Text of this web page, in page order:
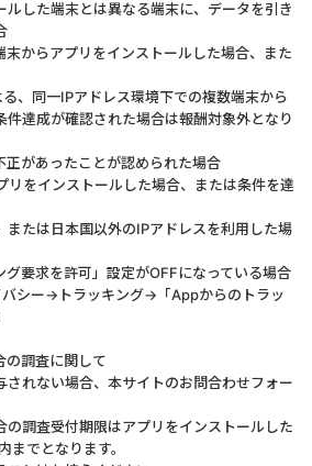
ルした端末とは異なる端末に、データを引き
末からアプリをインストールした場合、また
、同一IPアドレス環境下での複数端末から
件達成が確認された場合は報酬対象外となり
正があったことが認められた場合
リをインストールした場合、または条件を達
または日本国以外のIPアドレスを利用した場
グ要求を許可」設定がOFFになっている場合
シー→トラッキング→「Appからのトラッ
調査に関して
されない場合、本サイトのお問合わせフォー
の調査受付期限はアプリをインストールした
までとなります。